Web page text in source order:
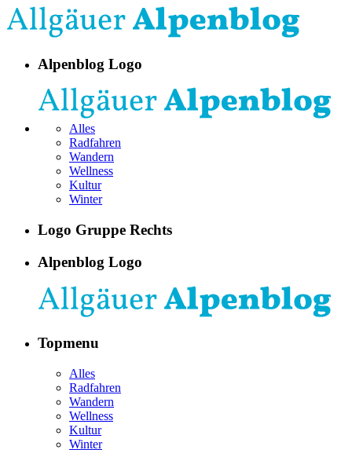
Alpenblog Logo
Alles
Radfahren
Wandern
Wellness
Kultur
Winter
Logo Gruppe Rechts
Alpenblog Logo
Topmenu
Alles
Radfahren
Wandern
Wellness
Kultur
Winter